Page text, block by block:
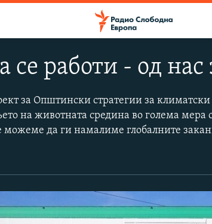
се работи - од нас
за Општински стратегии за
на животната средина во голема мера
можеме да ги намалиме глобалните